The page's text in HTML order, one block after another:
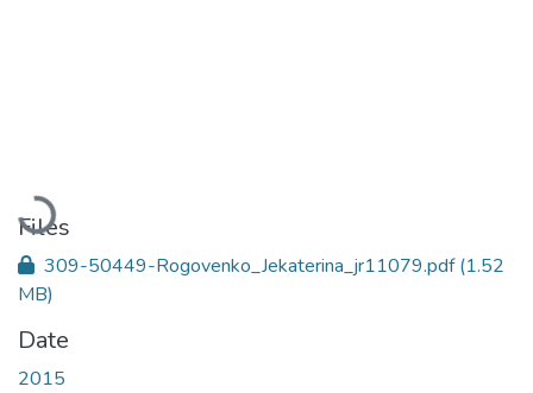
Loading...
Files
309-50449-Rogovenko_Jekaterina_jr11079.pdf(1.52
MB)
Date
2015